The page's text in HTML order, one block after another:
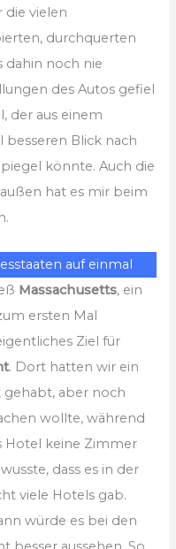
die vielen
durchquerten
dahin noch nie
des Autos gefiel
der aus einem
Blick nach
könnte. Auch die
hat es mir beim
auf einmal
Massachusetts, ein
ersten Mal
Ziel für
. Dort hatten wir ein
gehabt, aber noch
wollte, während
Hotel keine Zimmer
dass es in der
viele Hotels gab.
würde es bei den